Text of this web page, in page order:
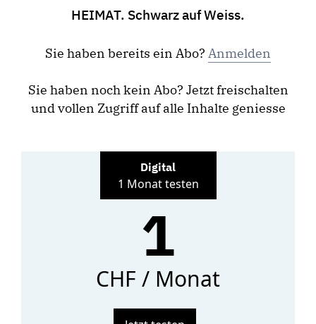
HEIMAT. Schwarz auf Weiss.
Sie haben bereits ein Abo? Anmelden
Sie haben noch kein Abo? Jetzt freischalten
und vollen Zugriff auf alle Inhalte geniesse
Digital
1 Monat testen
1
CHF / Monat